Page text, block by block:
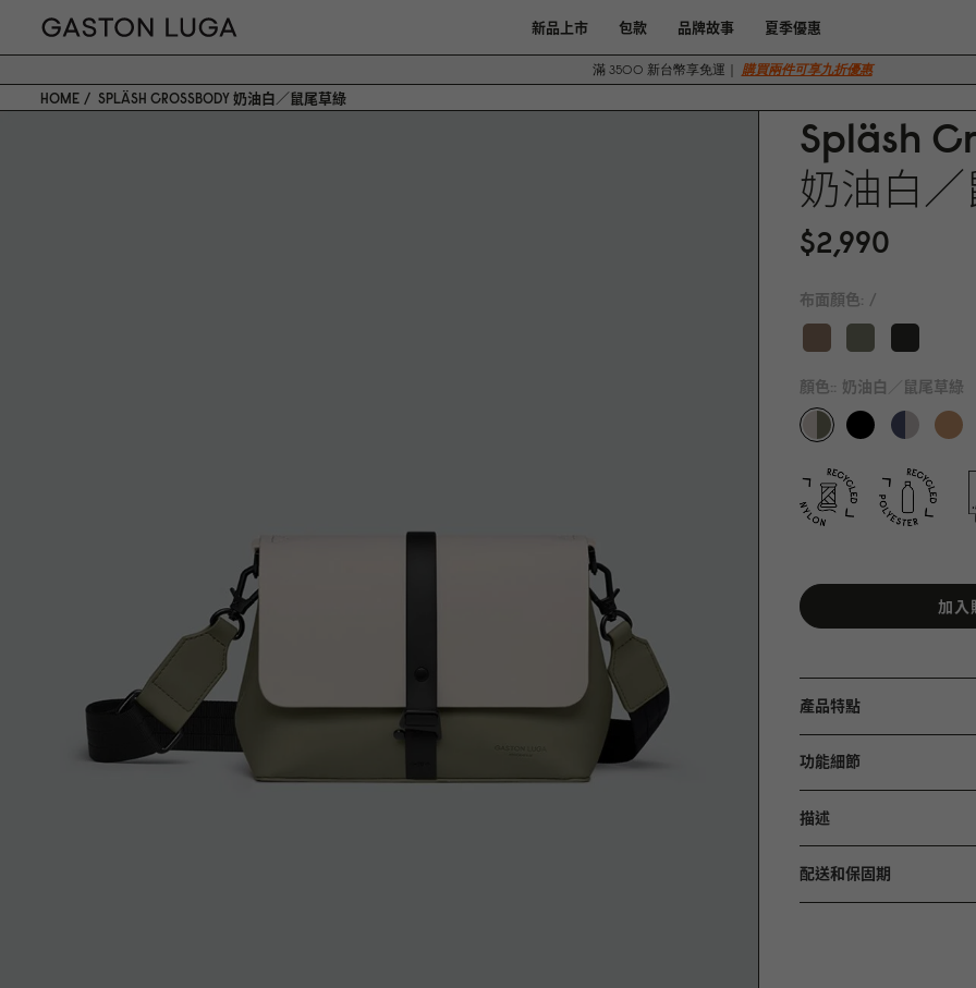
新品上市 包款 品牌故事 夏季優惠
滿 3500 新台幣享免運｜ 購買兩件可享九折優惠
HOME SPLÄSH CROSSBODY 奶油白／鼠尾草綠
Spläsh
奶油白
$2,990
布面顏色: /
顏色:: 奶油白／鼠尾草綠
加入
產品特點
功能細節
描述
配送和保固期